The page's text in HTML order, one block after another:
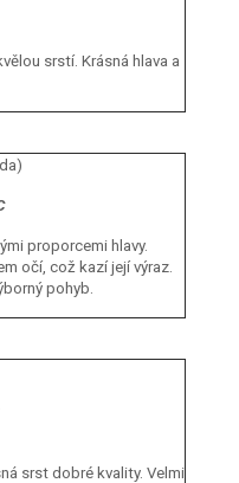
srstí. Krásná hlava a
proporcemi hlavy.
očí, což kazí její výraz.
pohyb.
srst dobré kvality. Velmi